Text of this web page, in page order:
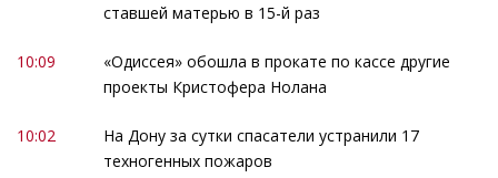
ставшей матерью в 15-й раз
10:09
«Одиссея» обошла в прокате по кассе другие
проекты Кристофера Нолана
10:02
На Дону за сутки спасатели устранили 17
техногенных пожаров